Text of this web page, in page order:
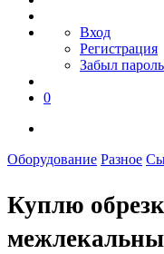
Вход
Регистрация
Забыл пароль
0
Оборудование Разное
Куплю